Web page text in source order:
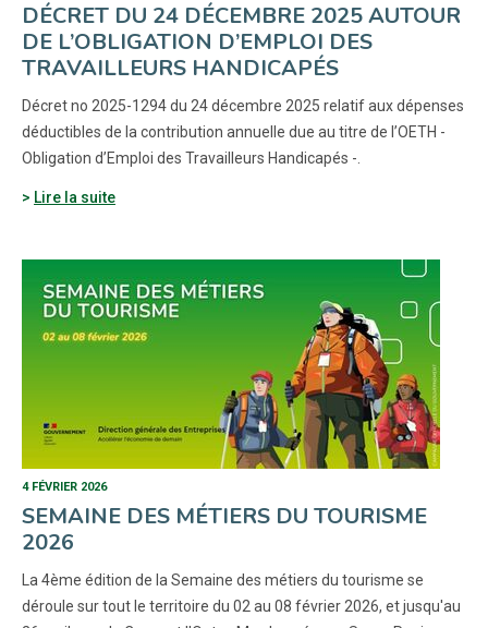
DÉCRET DU 24 DÉCEMBRE 2025 AUTOUR
DE L’OBLIGATION D’EMPLOI DES
TRAVAILLEURS HANDICAPÉS
Décret no 2025-1294 du 24 décembre 2025 relatif aux dépenses
déductibles de la contribution annuelle due au titre de l’OETH -
Obligation d’Emploi des Travailleurs Handicapés -.
Lire la suite
4 FÉVRIER 2026
SEMAINE DES MÉTIERS DU TOURISME
2026
La 4ème édition de la Semaine des métiers du tourisme se
déroule sur tout le territoire du 02 au 08 février 2026, et jusqu'au